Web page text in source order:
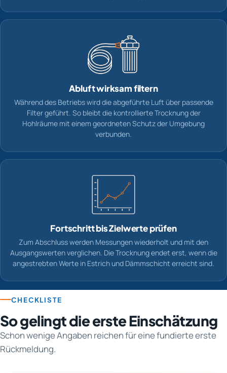
Abluft wirksam filtern
Während des Betriebs wird die abgeführte Luft über passende
Filter geführt. So bleibt die kontrollierte Trocknung der
Hohlräume mit einem geordneten Schutz der Umgebung
verbunden.
Fortschritt bis Zielwerte prüfen
Zum Abschluss werden Messungen wiederholt und mit den
Ausgangswerten verglichen. Die Trocknung endet erst, wenn die
angestrebten Werte in Estrich und Dämmschicht erreicht sind.
CHECKLISTE
So gelingt die erste Einschätzung
Schon wenige Angaben reichen für eine fundierte erste
Rückmeldung.